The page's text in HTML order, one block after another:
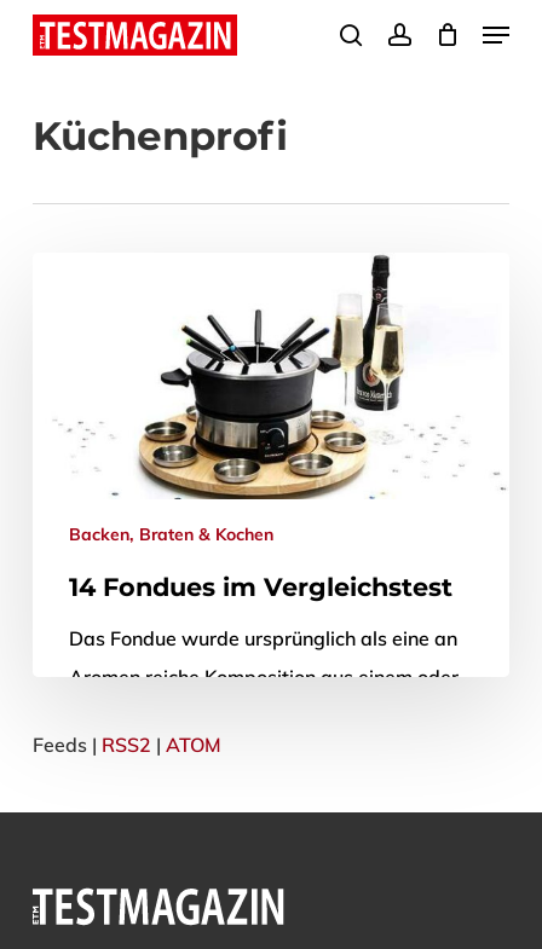
Skip
content
search
Menu
Küchenprofi
Backen, Braten & Kochen
14 Fondues im Vergleichstest
Das Fondue wurde ursprünglich als eine an
Aromen reiche Komposition aus einem oder
Mont-d’Or“ usw.), erlesenem Weißwein, die
Feeds | RSS2 | ATOM